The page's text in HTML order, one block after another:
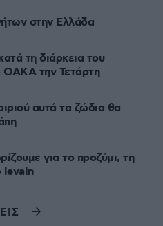
στην Ελλάδα
τη διάρκεια του
ΟΑΚΑ την Τετάρτη
αυτά τα ζώδια θα
για το προζύμι, τη
levain